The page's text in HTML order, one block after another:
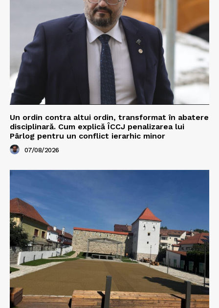
Un ordin contra altui ordin, transformat în abatere
disciplinară. Cum explică ÎCCJ penalizarea lui
Pârlog pentru un conflict ierarhic minor
07/08/2026